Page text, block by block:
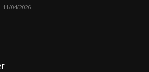
11/04/2026